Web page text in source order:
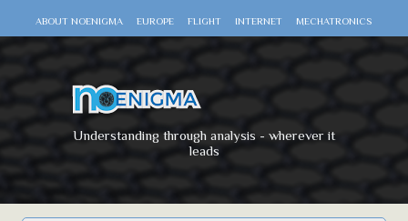
ABOUT NOENIGMA EUROPE FLIGHT INTERNET MECHATRONICS
Understanding through analysis - wherever it
leads